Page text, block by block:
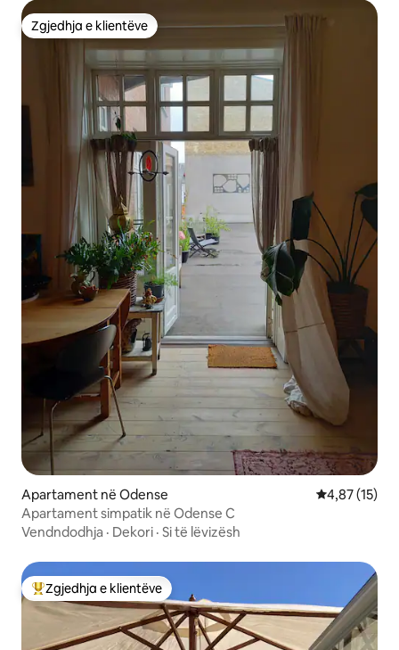
Zgjedhja e klientëve
Zgjedhja e klientëve
Apartament në Odense Vlerësimi
4,87 (15)
Apartament simpatik në Odense C
Vendndodhja · Dekori · Si të lëvizësh
Më të mirat e zgjedhjeve të klientëve
Zgjedhja e klientëve